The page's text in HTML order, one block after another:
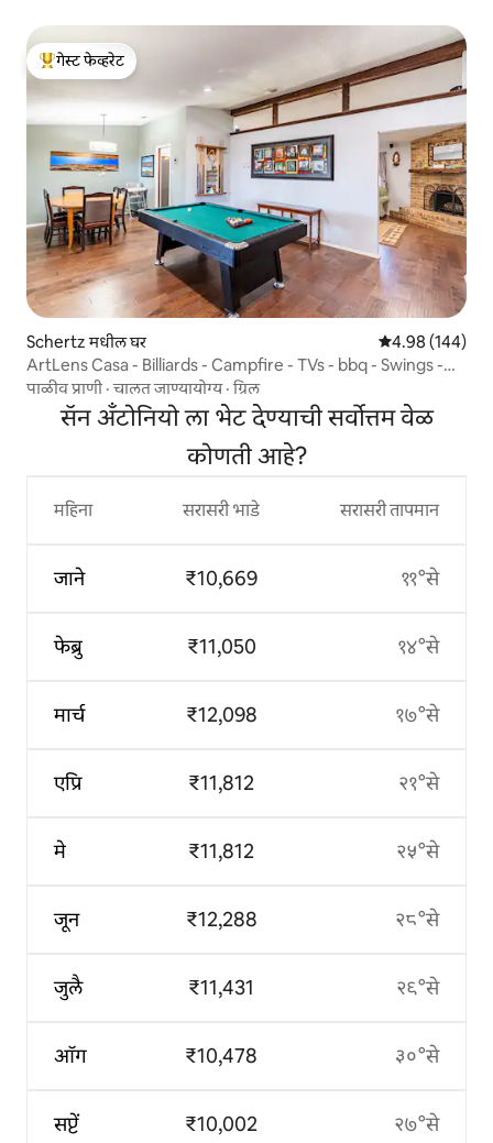
टॉप गेस्ट फेव्हरेट
गेस्ट फेव्हरेट
Schertz मधील घर 5 पैकी 4.98
4.98 (144)
ArtLens Casa - Billiards - Campfire - TVs - bbq - Swings -
WD
पाळीव प्राणी ·चालत जाण्यायोग्य·ग्रिल
सॅन अँटोनियो ला भेट देण्याची सर्वोत्तम वेळ
कोणती आहे?
महिना
जाने
फेब्रु
मार्च
एप्रि
मे
जून
जुलै
ऑग
सप्टें
सरासरी भाडे
₹10,669
₹11,050
₹12,098
₹11,812
₹11,812
₹12,288
₹11,431
₹10,478
₹10,002
सरासरी तापमान
११°से
१४°से
१७°से
२१°से
२५°से
२८°से
२९°से
३०°से
२७°से